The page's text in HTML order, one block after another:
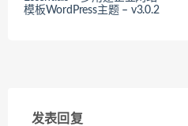
模板WordPress主题 – v3.0.2
发表回复